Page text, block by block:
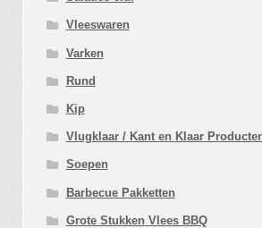
Vleeswaren
Varken
Rund
Kip
Vlugklaar / Kant en Klaar
Soepen
Barbecue Pakketten
Grote Stukken Vlees BBQ